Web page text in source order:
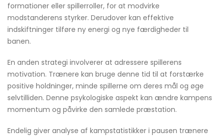
formationer eller spillerroller, for at modvirke
modstanderens styrker. Derudover kan effektive
indskiftninger tilføre ny energi og nye færdigheder til
banen.
En anden strategi involverer at adressere spillerens
motivation. Trænere kan bruge denne tid til at forstærke
positive holdninger, minde spillerne om deres mål og øge
selvtilliden. Denne psykologiske aspekt kan ændre kampens
momentum og påvirke den samlede præstation.
Endelig giver analyse af kampstatistikker i pausen trænere